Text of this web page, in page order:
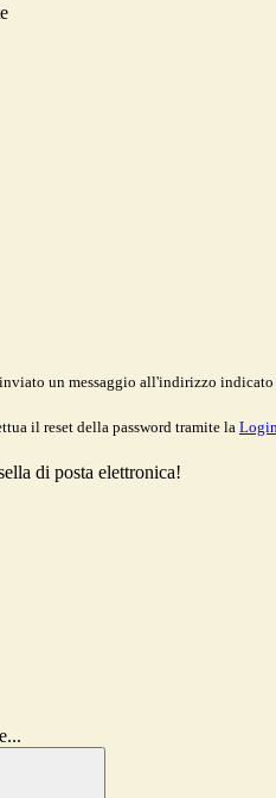
un messaggio all'indirizzo
il reset della password tramite la
di posta elettronica!